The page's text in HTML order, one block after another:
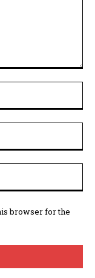
browser for the